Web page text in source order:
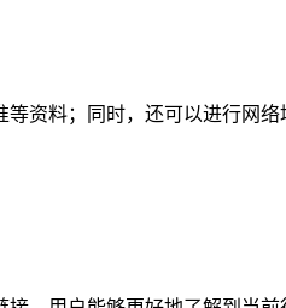
资料；同时，还可以进行网络